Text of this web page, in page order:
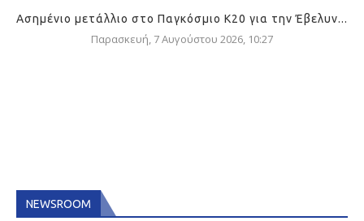
Ασημένιο μετάλλιο στο Παγκόσμιο Κ20 για την Έβελυν...
Παρασκευή, 7 Αυγούστου 2026, 10:27
NEWSROOM